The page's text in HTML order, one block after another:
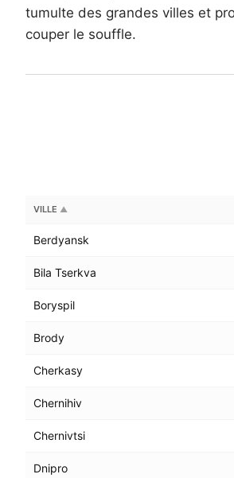
tumulte des grandes villes et
couper le souffle.
VILLE ▲
Berdyansk
Bila Tserkva
Boryspil
Brody
Cherkasy
Chernihiv
Chernivtsi
Dnipro